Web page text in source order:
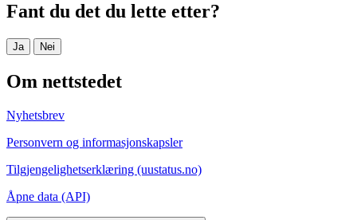
Fant du det du lette etter?
Ja Nei
Om nettstedet
Nyhetsbrev
Personvern og informasjonskapsler
Tilgjengelighetserklæring (uustatus.no)
Åpne data (API)